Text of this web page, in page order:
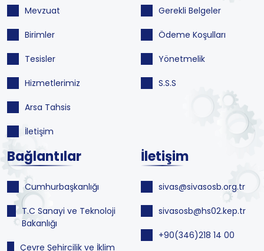
Mevzuat
Birimler
Tesisler
Hizmetlerimiz
Arsa Tahsis
İletişim
Gerekli Belgeler
Ödeme Koşulları
Yönetmelik
S.S.S
Bağlantılar
Cumhurbaşkanlığı
T.C Sanayi ve Teknoloji
Bakanlığı
Çevre Şehircilik ve İklim
İletişim
sivas@sivasosb.org.tr
sivasosb@hs02.kep.tr
+90(346)218 14 00